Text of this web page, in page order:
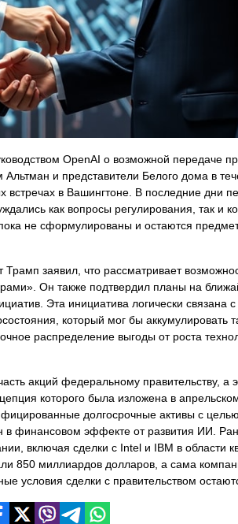
OpenAI о возможной передаче
и представители Белого дома в
встречах в Вашингтоне. В последние дни
как вопросы регулирования, так и
не сформулированы и остаются
заявил, что рассматривает
Он также подтвердил планы на
Эта инициатива логически связана
который мог бы аккумулировать
распределение выгоды от роста
акций федеральному правительству, а
которого была изложена в
долгосрочные активы с
в финансовом эффекте от развития ИИ.
включая сделки с Intel и IBM в области
850 миллиардов долларов, а сама
условия сделки с правительством